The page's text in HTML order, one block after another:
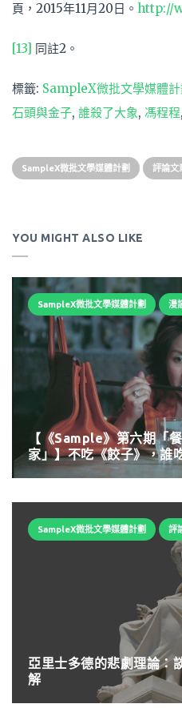
頁，2015年11月20日。 http://
[13] 同註2。
標籤: SampleX微批文學媒體計
石頭與金子, 誰殺了大象, 馮程程,
SampleX微批文學媒體計劃 評論文
YOU MIGHT ALSO LIKE
SampleX微批文學媒體計劃 漫
【《Sample》第六期「
家」】不吃《餃子》，誰
SampleX微批文學媒體計劃 評
亞里士多德的悲劇理論：
解